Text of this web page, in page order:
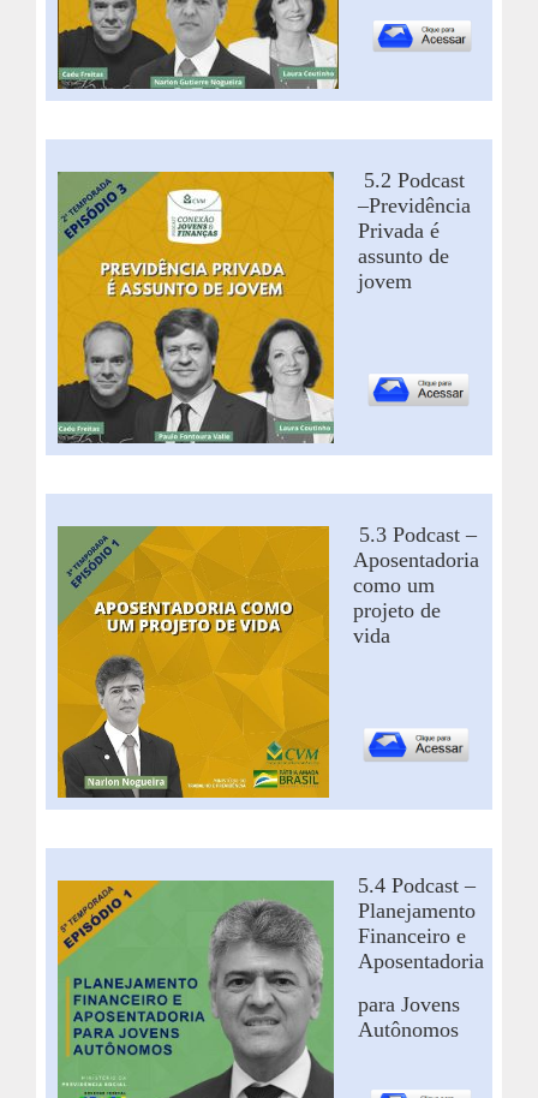
5.2 Podcast
–Previdência
Privada é
assunto de
jovem
5.3 Podcast –
Aposentadoria
como um
projeto de
vida
5.4 Podcast –
Planejamento
Financeiro e
Aposentadoria
para Jovens
Autônomos